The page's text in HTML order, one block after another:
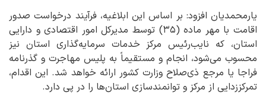
یارمحمدیان افزود: بر اساس این ابلاغیه، فرآیند درخواست صدور
اقامت با مهر ماده (۳۵) توسط مدیرکل امور اقتصادی و دارایی
استان، که نایب‌رئیس مرکز خدمات سرمایه‌گذاری استان نیز
محسوب می‌شود، انجام و مستقیماً به پلیس مهاجرت و گذرنامه
فراجا یا مرجع ذی‌صلاح وزارت کشور ارائه خواهد شد. این اقدام،
تمرکززدایی از مرکز و توانمندسازی استان‌ها را در پی دارد.